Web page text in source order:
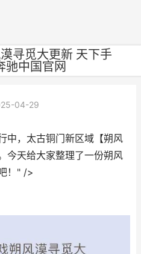
寻觅大更新 天下手
驰中国官网
04-29
中，太古铜门新区域【朔风
今天给大家整理了一份朔风
！" />